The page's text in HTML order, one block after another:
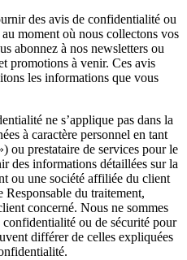
des avis de confidentialité ou
moment où nous collectons vos
abonnez à nos newsletters ou
promotions à venir. Ces avis
les informations que vous
ne s’applique pas dans la
à caractère personnel en tant
ou prestataire de services pour le
des informations détaillées sur la
ou une société affiliée du client
Responsable du traitement,
concerné. Nous ne sommes
confidentialité ou de sécurité pour
différer de celles expliquées